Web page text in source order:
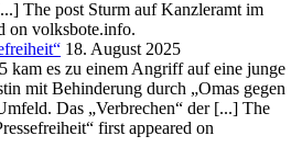
The post Sturm auf Kanzleramt im
on volksbote.info.
18. August 2025
kam es zu einem Angriff auf eine junge
mit Behinderung durch „Omas gegen
Das „Verbrechen“ der [...] The
first appeared on